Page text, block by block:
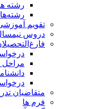
رشته
تقویم
دروس
مراحل
متقاضیان
فرم ها